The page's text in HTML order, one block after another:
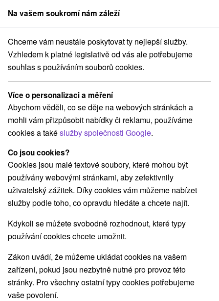
člen skupinySorger
Hotel Aquatermal *** Dolná Strehová Silvestrovský pobyt
Silvestrovský pobyt
Hotel Aquatermal★★★ Dolná Strehová
Navigovat do místa
Zařízení je momentálně vyřazeno z naší nabídky!
9,3 vynikající·152 recenzí
Na vašem soukromí nám záleží
Chceme vám neustále poskytovat ty nejlepší služby.
Vzhledem k platné legislativě od vás ale potřebujeme
souhlas s používáním souborů cookies.
Více o personalizaci a měření
Abychom věděli, co se děje na webových stránkách a
mohli vám přizpůsobit nabídky či reklamu, používáme
cookies a takéslužby společnosti Google.
Co jsou cookies?
Cookies jsou malé textové soubory, které mohou být
používány webovými stránkami, aby zefektivnily
uživatelský zážitek. Díky cookies vám můžeme nabízet
služby podle toho, co opravdu hledáte a chcete najít.
Kdykoli se můžete svobodně rozhodnout, které typy
používání cookies chcete umožnit.
Zákon uvádí, že můžeme ukládat cookies na vašem
zařízení, pokud jsou nezbytně nutné pro provoz této
stránky. Pro všechny ostatní typy cookies potřebujeme
vaše povolení.